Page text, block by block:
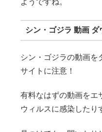
ようですね。
シン・ゴジラ 動画 ダ
シン・ゴジラの動画
サイトに注意！
有料なはずの動画をエ
ウィルスに感染したり